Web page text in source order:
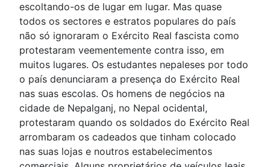
escoltando-os de lugar em lugar. Mas quase
todos os sectores e estratos populares do país
não só ignoraram o Exército Real fascista como
protestaram veementemente contra isso, em
muitos lugares. Os estudantes nepaleses por todo
o país denunciaram a presença do Exército Real
nas suas escolas. Os homens de negócios na
cidade de Nepalganj, no Nepal ocidental,
protestaram quando os soldados do Exército Real
arrombaram os cadeados que tinham colocado
nas suas lojas e noutros estabelecimentos